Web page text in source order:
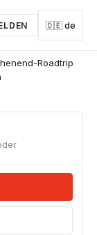
🇩🇪 de
Roadtrip